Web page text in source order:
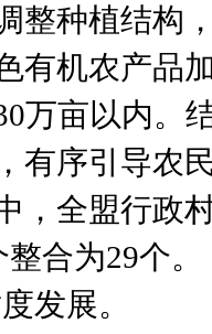
整种植结构
有机农产品
万亩以内。
有序引导农
，全盟行政
整合为29个。
发展。